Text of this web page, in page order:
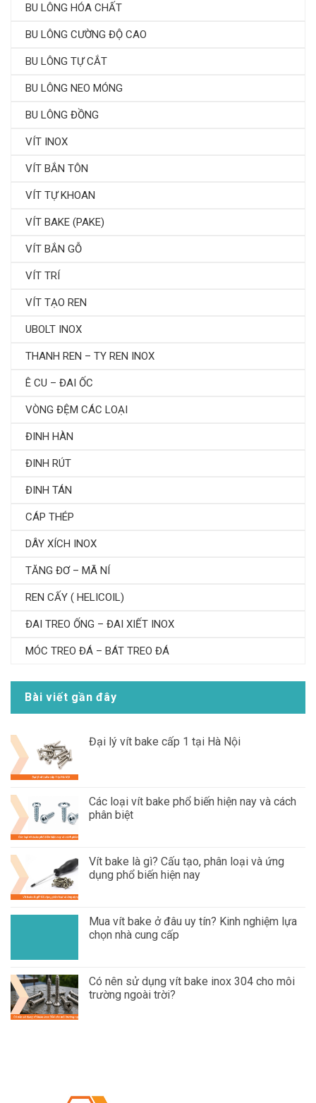
BU LÔNG HÓA CHẤT
BU LÔNG CƯỜNG ĐỘ CAO
BU LÔNG TỰ CẮT
BU LÔNG NEO MÓNG
BU LÔNG ĐỒNG
VÍT INOX
VÍT BẮN TÔN
VÍT TỰ KHOAN
VÍT BAKE (PAKE)
VÍT BẮN GỖ
VÍT TRÍ
VÍT TẠO REN
UBOLT INOX
THANH REN – TY REN INOX
Ê CU – ĐAI ỐC
VÒNG ĐỆM CÁC LOẠI
ĐINH HÀN
ĐINH RÚT
ĐINH TÁN
CÁP THÉP
DÂY XÍCH INOX
TĂNG ĐƠ – MÃ NÍ
REN CẤY ( HELICOIL)
ĐAI TREO ỐNG – ĐAI XIẾT INOX
MÓC TREO ĐÁ – BÁT TREO ĐÁ
Bài viết gần đây
Đại lý vít bake cấp 1 tại Hà Nội
Các loại vít bake phổ biến hiện nay và cách
phân biệt
Vít bake là gì? Cấu tạo, phân loại và ứng
dụng phổ biến hiện nay
Mua vít bake ở đâu uy tín? Kinh nghiệm lựa
chọn nhà cung cấp
Có nên sử dụng vít bake inox 304 cho môi
trường ngoài trời?